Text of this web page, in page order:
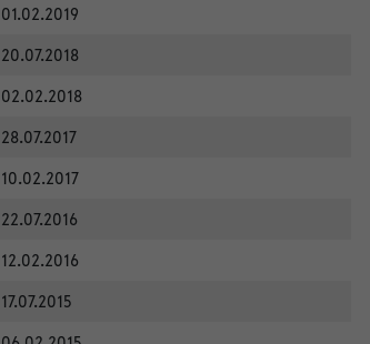
01.02.2019
20.07.2018
02.02.2018
28.07.2017
10.02.2017
22.07.2016
12.02.2016
17.07.2015